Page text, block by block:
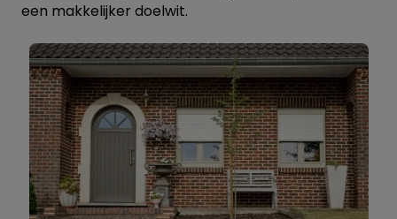
een makkelijker doelwit.